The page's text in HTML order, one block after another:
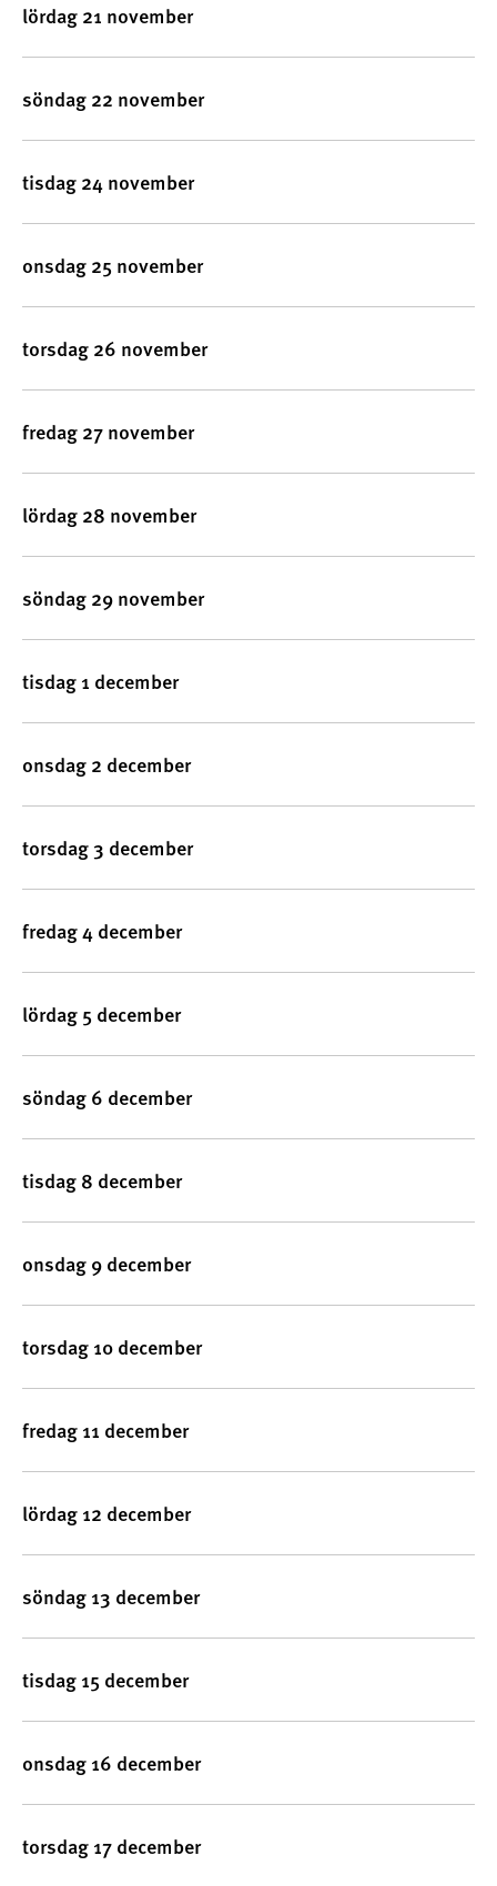
lördag 21 november
söndag 22 november
tisdag 24 november
onsdag 25 november
torsdag 26 november
fredag 27 november
lördag 28 november
söndag 29 november
tisdag 1 december
onsdag 2 december
torsdag 3 december
fredag 4 december
lördag 5 december
söndag 6 december
tisdag 8 december
onsdag 9 december
torsdag 10 december
fredag 11 december
lördag 12 december
söndag 13 december
tisdag 15 december
onsdag 16 december
torsdag 17 december